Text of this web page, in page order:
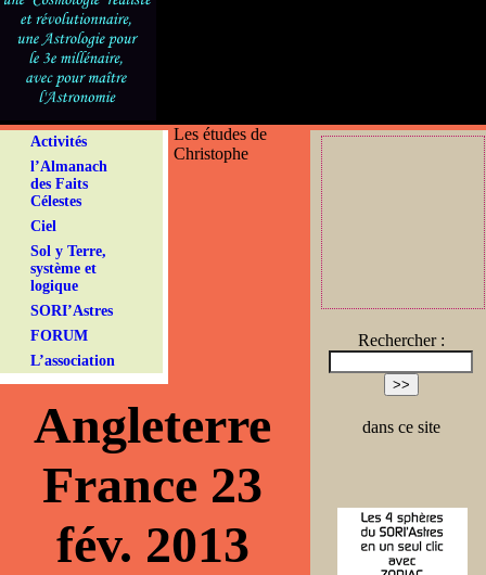
Activités
l’Almanach
des Faits
Célestes
Ciel
Sol y Terre,
système et
logique
SORI’Astres
FORUM
L’association
Rechercher :
dans ce site
Les études de
Christophe
Angleterre
France 23
fév. 2013